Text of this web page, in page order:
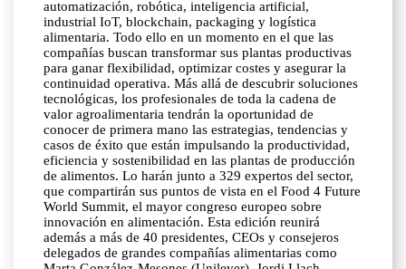
automatización, robótica, inteligencia artificial,
industrial IoT, blockchain, packaging y logística
alimentaria. Todo ello en un momento en el que las
compañías buscan transformar sus plantas productivas
para ganar flexibilidad, optimizar costes y asegurar la
continuidad operativa. Más allá de descubrir soluciones
tecnológicas, los profesionales de toda la cadena de
valor agroalimentaria tendrán la oportunidad de
conocer de primera mano las estrategias, tendencias y
casos de éxito que están impulsando la productividad,
eficiencia y sostenibilidad en las plantas de producción
de alimentos. Lo harán junto a 329 expertos del sector,
que compartirán sus puntos de vista en el Food 4 Future
World Summit, el mayor congreso europeo sobre
innovación en alimentación. Esta edición reunirá
además a más de 40 presidentes, CEOs y consejeros
delegados de grandes compañías alimentarias como